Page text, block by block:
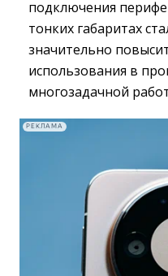
подключения
тонких габаритах
значительно
использования в
многозадачной
РЕКЛАМА